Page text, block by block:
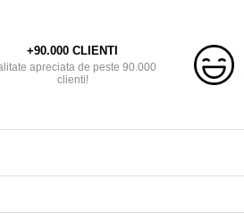
+90.000 CLIENTI
apreciata de peste 90.000
clienti!